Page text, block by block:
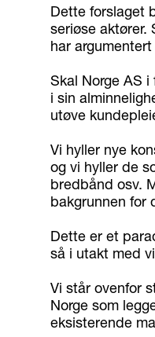
Dette forslaget
seriøse aktører.
har argumentert
Skal Norge AS
i sin
utøve
Vi hyller nye
og vi hyller de
bredbånd osv.
bakgrunnen for
Dette er et
så i utakt med
Vi står ovenfor
Norge som
eksisterende